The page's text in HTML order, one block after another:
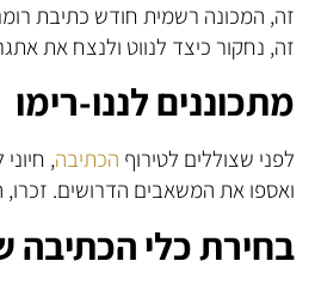
זה, המכונה רשמית חודש כתיבת
זה, נחקור כיצד לנווט ולנצח את
מתכוננים לננו-רימו
לפני שצוללים לטירוף הכתיבה,
ואספו את המשאבים הדרושים.
בחירת כלי הכתיבה